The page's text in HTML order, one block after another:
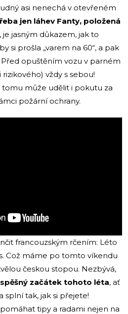
asi nenechá v otevřeném
jen láhev Fanty, položená
, je jasným důkazem, jak to
si prošla „varem na 60“, a pak
Před opuštěním vozu v parném
vždy s sebou!
tomu může udělit i pokutu za
požární ochrany.
francouzským rčením: Léto
Což máme po tomto víkendu
českou stopou. Nezbývá,
začátek tohoto léta, ať
splní tak, jak si přejete!
tipy a radami nejen na